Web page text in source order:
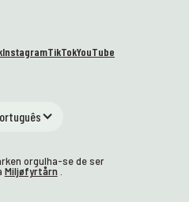
InstagramTikTokYouTube
orgulha-se de ser
Miljøfyrtårn.